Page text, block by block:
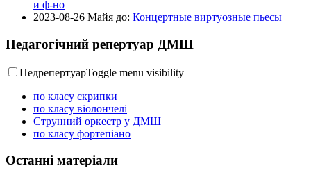
и ф-но
2023-08-26 Майя до: Концертные виртуозные пьесы
Педагогічний репертуар ДМШ
ПедрепертуарToggle menu visibility
по класу скрипки
по класу віолончелі
Струнний оркестр у ДМШ
по класу фортепіано
Останні матеріали